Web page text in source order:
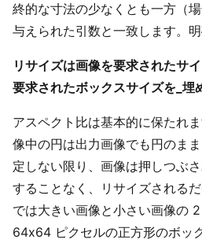
終的な寸法の少なくとも一方（
与えられた引数と一致します。
リサイズは画像を要求されたサ
要求されたボックスサイズを_埋
アスペクト比は基本的に保たれ
像中の円は出力画像でも円のま
定しない限り、画像は押しつぶ
することなく、リサイズされる
では大きい画像と小さい画像の 2
64x64 ピクセルの正方形のボッ